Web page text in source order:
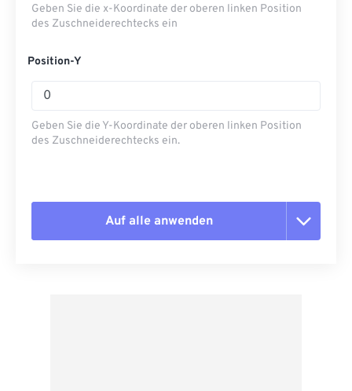
Geben Sie die x-Koordinate der oberen linken Position
des Zuschneiderechtecks ​​ein
Position-Y
Geben Sie die Y-Koordinate der oberen linken Position
des Zuschneiderechtecks ​​ein.
Auf alle anwenden